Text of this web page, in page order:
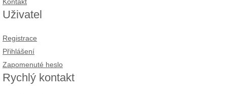
Kontakt
Uživatel
Registrace
Přihlášení
Zapomenuté heslo
Rychlý kontakt